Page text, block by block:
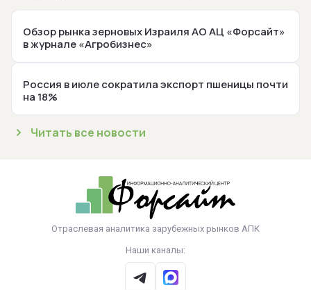
Обзор рынка зерновых Израиля АО АЦ «Форсайт»
в журнале «Агробизнес»
Россия в июле сократила экспорт пшеницы почти
на 18%
Читать все новости
Отраслевая аналитика зарубежных рынков АПК
Наши каналы: